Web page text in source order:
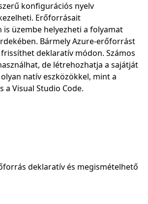
konfigurációs nyelv
Erőforrásait
is üzembe helyezheti a folyamat
Bármely Azure-erőforrást
deklaratív módon. Számos
de létrehozhatja a sajátját
natív eszközökkel, mint a
a Visual Studio Code.
deklaratív és megismételhető